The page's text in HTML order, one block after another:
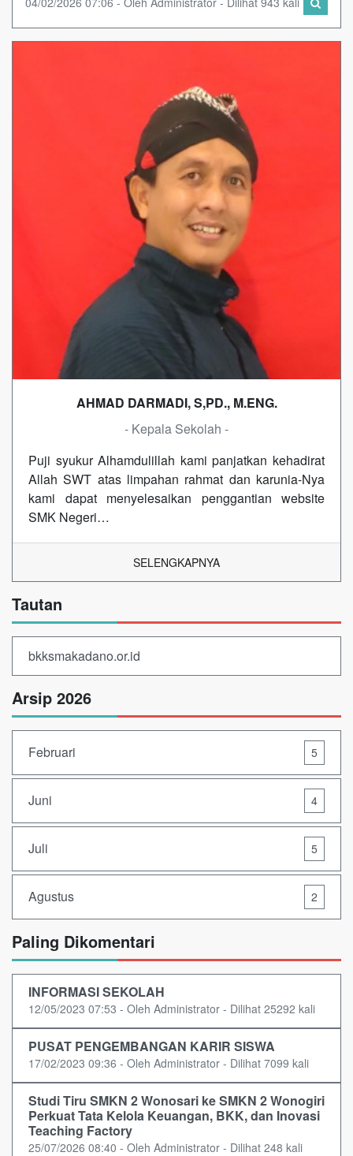
AHMAD DARMADI, S,PD., M.ENG.
- Kepala Sekolah -
Puji syukur Alhamdulillah kami panjatkan kehadirat
Allah SWT atas limpahan rahmat dan karunia-Nya
kami dapat menyelesaikan penggantian website
SMK Negeri…
SELENGKAPNYA
Tautan
bkksmakadano.or.id
Arsip 2026
Februari 5
Juni 4
Juli 5
Agustus 2
Paling Dikomentari
INFORMASI SEKOLAH
12/05/2023 07:53 - Oleh Administrator - Dilihat 25292 kali
PUSAT PENGEMBANGAN KARIR SISWA
17/02/2023 09:36 - Oleh Administrator - Dilihat 7099 kali
Studi Tiru SMKN 2 Wonosari ke SMKN 2 Wonogiri
Perkuat Tata Kelola Keuangan, BKK, dan Inovasi
Teaching Factory
25/07/2026 08:40 - Oleh Administrator - Dilihat 248 kali